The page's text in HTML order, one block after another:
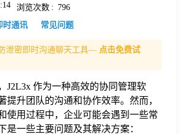
浏览次数 : 796
时通讯 常见问题
泄密即时沟通聊天工具— 点击免费试
J2L3x 作为一种高效的协同管理软
提升团队的沟通和协作效率。然而，
使用过程中，企业可能会遇到一些常
是一些主要问题及其解决方案：